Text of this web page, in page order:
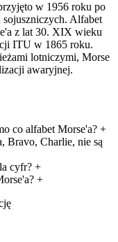
w 1956 roku po
Alfabet
z lat 30. XIX wieku
ITU w 1865 roku.
lotniczymi, Morse
awaryjnej.
co alfabet Morse'a? +
Bravo, Charlie, nie są
cyfr? +
+